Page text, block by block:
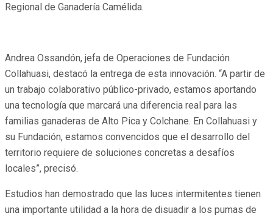
Regional de Ganadería Camélida.
Andrea Ossandón, jefa de Operaciones de Fundación
Collahuasi, destacó la entrega de esta innovación. “A partir de
un trabajo colaborativo público-privado, estamos aportando
una tecnología que marcará una diferencia real para las
familias ganaderas de Alto Pica y Colchane. En Collahuasi y
su Fundación, estamos convencidos que el desarrollo del
territorio requiere de soluciones concretas a desafíos
locales”, precisó.
Estudios han demostrado que las luces intermitentes tienen
una importante utilidad a la hora de disuadir a los pumas de